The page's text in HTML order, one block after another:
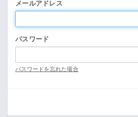
Supporter’s Menu Movie
Gallery
メールアドレス
パスワード
パスワードを忘れた場合